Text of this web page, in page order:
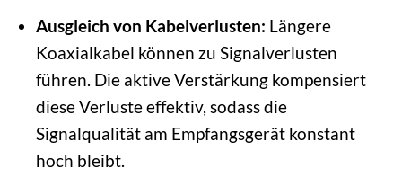
Ausgleich von Kabelverlusten: Längere
Koaxialkabel können zu Signalverlusten
führen. Die aktive Verstärkung kompensiert
diese Verluste effektiv, sodass die
Signalqualität am Empfangsgerät konstant
hoch bleibt.